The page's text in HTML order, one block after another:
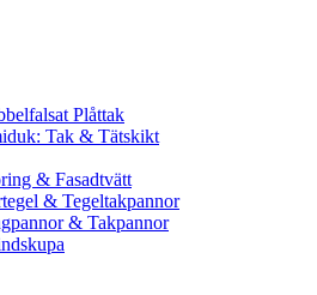
Plåttak
Tak & Tätskikt
& Fasadtvätt
& Tegeltakpannor
& Takpannor